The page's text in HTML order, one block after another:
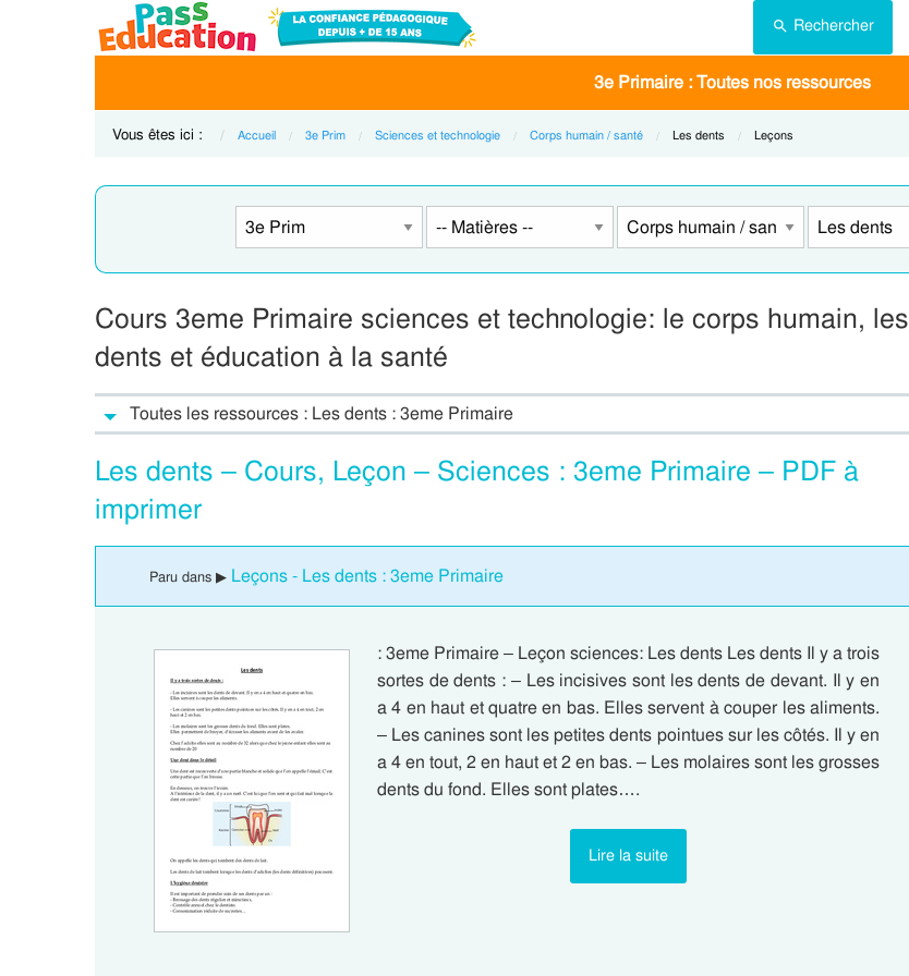
Rechercher
3e Primaire : Toutes nos ressources
Vous êtes ici : Accueil 3e Prim Sciences et technologie Corps humain / santé Current:
Les dents Current:
Leçons
Cours 3eme Primaire sciences et technologie: le corps humain, les
dents et éducation à la santé
Toutes les ressources : Les dents : 3eme Primaire
Les dents – Cours, Leçon – Sciences : 3eme Primaire – PDF à
imprimer
Paru dans ▶ Leçons - Les dents : 3eme Primaire
: 3eme Primaire – Leçon sciences: Les dents Les dents Il y a trois
sortes de dents : – Les incisives sont les dents de devant. Il y en
a 4 en haut et quatre en bas. Elles servent à couper les aliments.
– Les canines sont les petites dents pointues sur les côtés. Il y en
a 4 en tout, 2 en haut et 2 en bas. – Les molaires sont les grosses
dents du fond. Elles sont plates….
Lire la suite